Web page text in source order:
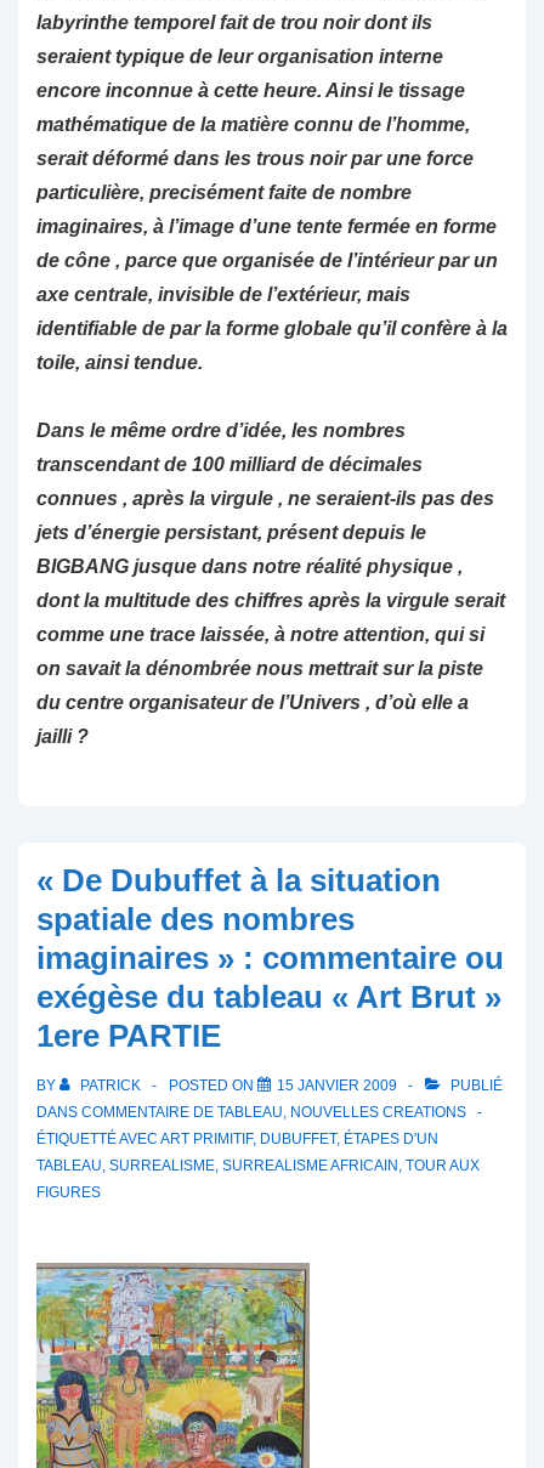
labyrinthe temporel fait de trou noir dont ils
seraient typique de leur organisation interne
encore inconnue à cette heure. Ainsi le tissage
mathématique de la matière connu de l’homme,
serait déformé dans les trous noir par une force
particulière, precisément faite de nombre
imaginaires, à l’image d’une tente fermée en forme
de cône , parce que organisée de l’intérieur par un
axe centrale, invisible de l’extérieur, mais
identifiable de par la forme globale qu’il confère à la
toile, ainsi tendue.
Dans le même ordre d’idée, les nombres
transcendant de 100 milliard de décimales
connues , après la virgule , ne seraient-ils pas des
jets d’énergie persistant, présent depuis le
BIGBANG jusque dans notre réalité physique ,
dont la multitude des chiffres après la virgule serait
comme une trace laissée, à notre attention, qui si
on savait la dénombrée nous mettrait sur la piste
du centre organisateur de l’Univers , d’où elle a
jailli ?
« De Dubuffet à la situation
spatiale des nombres
imaginaires » : commentaire ou
exégèse du tableau « Art Brut »
1ere PARTIE
BY PATRICK POSTED ON 15 JANVIER 2009
PUBLIÉ
DANS COMMENTAIRE DE TABLEAU NOUVELLES CREATIONS
ÉTIQUETTÉ AVEC ART PRIMITIF, DUBUFFET, ÉTAPES D'UN
TABLEAU SURREALISME SURREALISME AFRICAIN TOUR AUX
FIGURES